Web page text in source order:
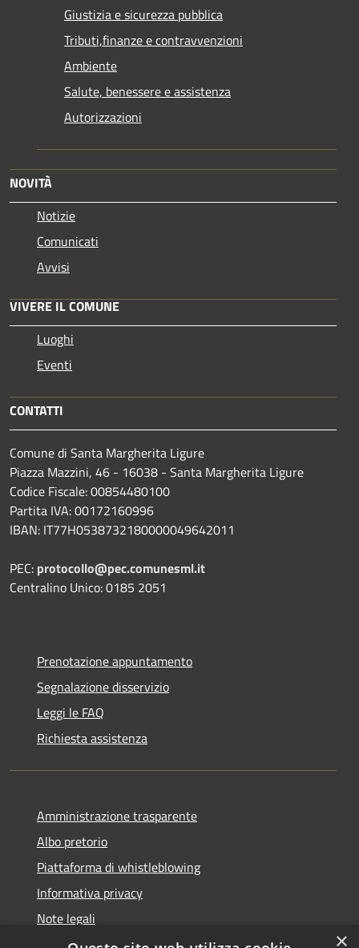
Giustizia e sicurezza pubblica
Tributi,finanze e contravvenzioni
Ambiente
Salute, benessere e assistenza
Autorizzazioni
NOVITÀ
Notizie
Comunicati
Avvisi
VIVERE IL COMUNE
Luoghi
Eventi
CONTATTI
Comune di Santa Margherita Ligure
Piazza Mazzini, 46 - 16038 - Santa Margherita Ligure
Codice Fiscale: 00854480100
Partita IVA: 00172160996
IBAN: IT77H0538732180000049642011
PEC: protocollo@pec.comunesml.it
Centralino Unico: 0185 2051
Prenotazione appuntamento
Segnalazione disservizio
Leggi le FAQ
Richiesta assistenza
Amministrazione trasparente
Albo pretorio
Piattaforma di whistleblowing
Informativa privacy
Note legali
Dichiarazione di accessibilità
×